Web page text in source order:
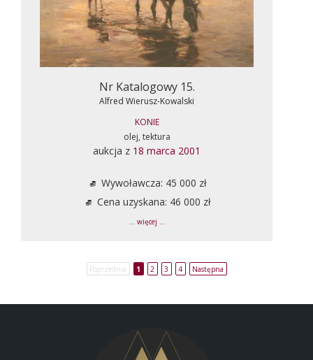
Nr Katalogowy 15.
Alfred Wierusz-Kowalski
KONIE
olej, tektura
aukcja z 18 marca 2001
Wywoławcza: 45 000 zł
Cena uzyskana: 46 000 zł
... więcej ...
Poprzednia 1 2 3 4 Następna